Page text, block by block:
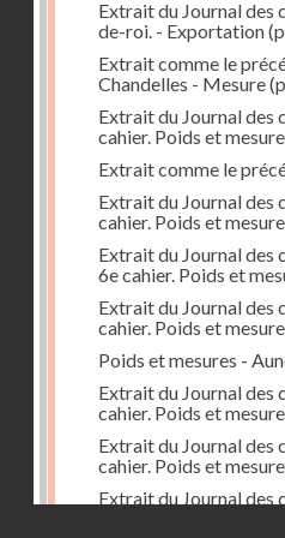
Extrait du Journal des
de-roi. - Exportation
Extrait comme le
Chandelles - Mesure
Extrait du Journal des
cahier. Poids et
Extrait comme le
Extrait du Journal des
cahier. Poids et
Extrait du Journal
6e cahier. Poids et
Extrait du Journal des
cahier. Poids et
Poids et mesures -
Extrait du Journal des
cahier. Poids et
Extrait du Journal des
cahier. Poids et
Extrait du Journal des